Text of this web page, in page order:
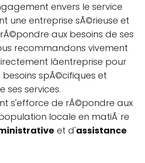
envers le service
une entreprise sÃ©rieuse et
aux besoins de ses
recommandons vivement
lâentreprise pour
spÃ©cifiques et
ses services.
s'efforce de rÃ©pondre aux
locale en matiÃ¨re
et d'assistance